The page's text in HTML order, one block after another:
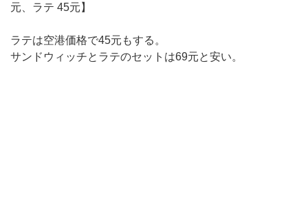
元、ラテ 45元】
ラテは空港価格で45元もする。
サンドウィッチとラテのセットは69元と安い。